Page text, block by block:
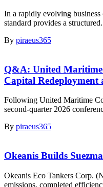
In a rapidly evolving
standard provides a
By piraeus365
Q&A: United Maritime
Capital Redeployment
Following United Maritime
second-quarter 2026
By piraeus365
Okeanis Builds
Okeanis Eco Tankers Corp.
emissions, completed